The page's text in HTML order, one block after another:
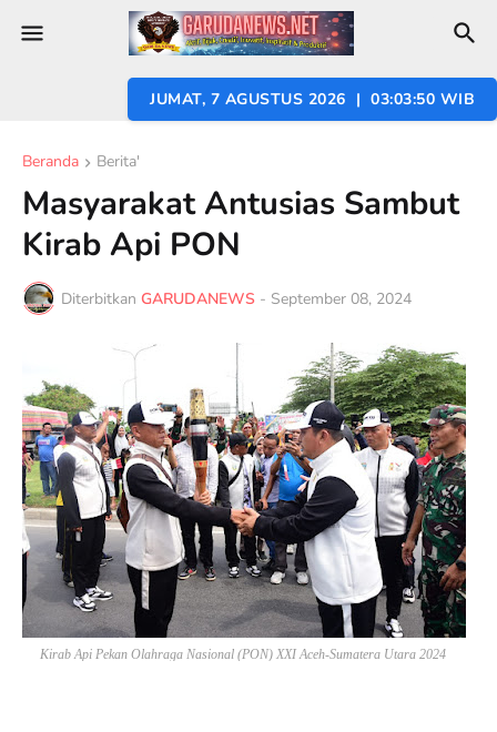
JUMAT, 7 AGUSTUS 2026 | 03:03:51 WIB
Beranda Berita'
Masyarakat Antusias Sambut
Kirab Api PON
Diterbitkan GARUDANEWS - September 08, 2024
Kirab Api Pekan Olahraga Nasional (PON) XXI Aceh-Sumatera Utara 2024